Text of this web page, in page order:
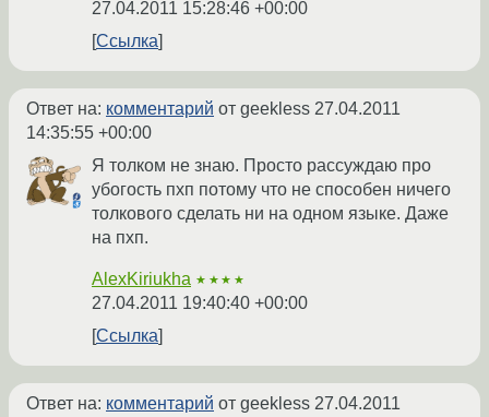
27.04.2011 15:28:46 +00:00
Ссылка
Ответ на: комментарий от geekless 27.04.2011
14:35:55 +00:00
Я толком не знаю. Просто рассуждаю про
убогость пхп потому что не способен ничего
толкового сделать ни на одном языке. Даже
на пхп.
AlexKiriukha ★★★★
27.04.2011 19:40:40 +00:00
Ссылка
Ответ на: комментарий от geekless 27.04.2011